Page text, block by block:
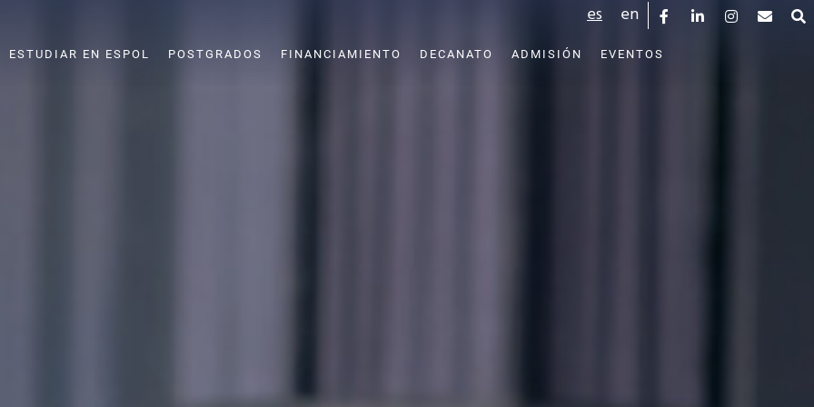
es en
ESTUDIAR EN ESPOL POSTGRADOS FINANCIAMIENTO DECANATO ADMISIÓN EVENTOS